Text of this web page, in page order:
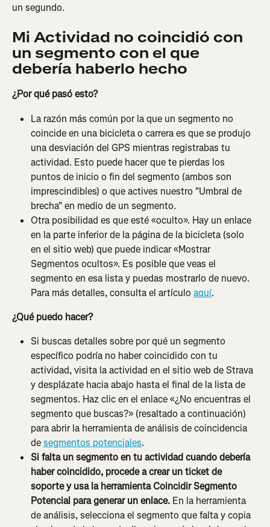
un segundo.
Mi Actividad no coincidió con
un segmento con el que
debería haberlo hecho
¿Por qué pasó esto?
La razón más común por la que un segmento no
coincide en una bicicleta o carrera es que se produjo
una desviación del GPS mientras registrabas tu
actividad. Esto puede hacer que te pierdas los
puntos de inicio o fin del segmento (ambos son
imprescindibles) o que actives nuestro "Umbral de
brecha" en medio de un segmento.
Otra posibilidad es que esté «oculto». Hay un enlace
en la parte inferior de la página de la bicicleta (solo
en el sitio web) que puede indicar «Mostrar
Segmentos ocultos». Es posible que veas el
segmento en esa lista y puedas mostrarlo de nuevo.
Para más detalles, consulta el artículo aquí.
¿Qué puedo hacer?
Si buscas detalles sobre por qué un segmento
específico podría no haber coincidido con tu
actividad, visita la actividad en el sitio web de Strava
y desplázate hacia abajo hasta el final de la lista de
segmentos. Haz clic en el enlace «¿No encuentras el
segmento que buscas?» (resaltado a continuación)
para abrir la herramienta de análisis de coincidencia
de segmentos potenciales.
Si falta un segmento en tu actividad cuando debería
haber coincidido, procede a crear un ticket de
soporte y usa la herramienta Coincidir Segmento
Potencial para generar un enlace. En la herramienta
de análisis, selecciona el segmento que falta y copia